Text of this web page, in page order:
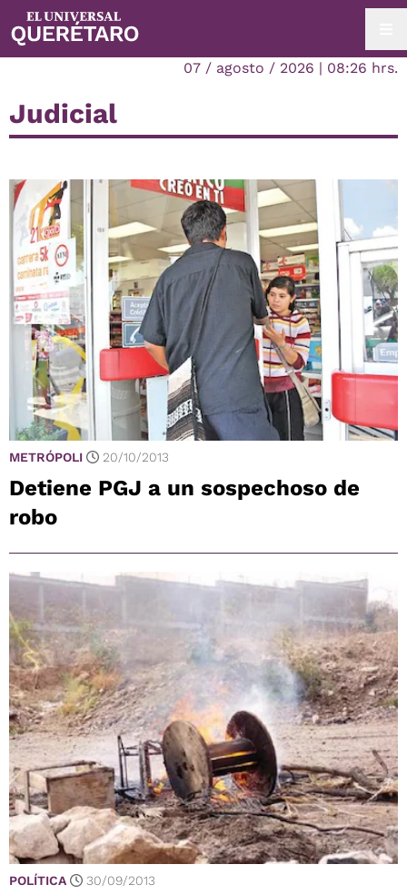
07 / agosto / 2026 | 08:26 hrs.
Judicial
METRÓPOLI 20/10/2013
Detiene PGJ a un sospechoso de
robo
POLÍTICA 30/09/2013